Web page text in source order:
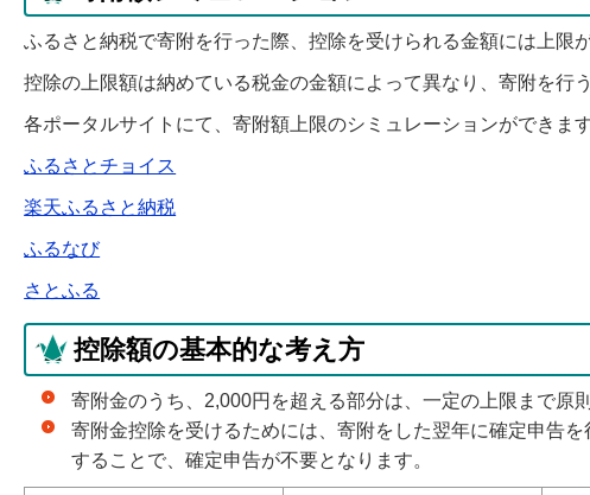
ふるさと納税で寄附を行った際、控除を受けられる金額には上限
控除の上限額は納めている税金の金額によって異なり、寄附を行
各ポータルサイトにて、寄附額上限のシミュレーションができま
ふるさとチョイス
楽天ふるさと納税
ふるなび
さとふる
控除額の基本的な考え方
寄附金のうち、2,000円を超える部分は、一定の上限まで原
寄附金控除を受けるためには、寄附をした翌年に確定申告
することで、確定申告が不要となります。